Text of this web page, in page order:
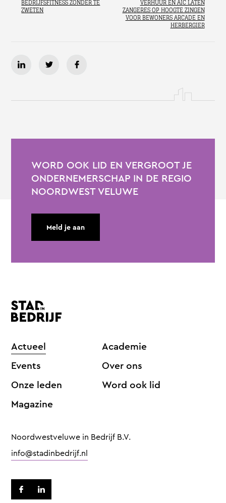
BEDRIJFSFITNESS ZONDER TE
ZWETEN
VERHUUR EN AIC LATEN
ZANGERES OP HOOGTE ZINGEN
VOOR BEWONERS ARCADE EN
HERBERGIER
WORD OOK LID EN VERGROOT JE
ONDERNEMERSCHAP IN DE REGIO
NOORDWEST VELUWE
Meld je aan
Actueel
Events
Onze leden
Magazine
Academie
Over ons
Word ook lid
Noordwestveluwe in Bedrijf B.V.
info@stadinbedrijf.nl